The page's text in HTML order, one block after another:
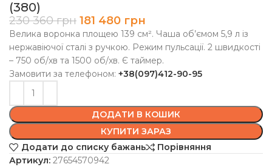
(380)
230 360грн 181 480 грн
Велика воронка площею 139 см². Чаша об’ємом 5,9 л із
нержавіючої сталі з ручкою. Режим пульсації. 2 швидкості
– 750 об/хв та 1500 об/хв. Є таймер.
Замовити за телефоном: +38(097)412-90-95
ДОДАТИ В КОШИК
КУПИТИ ЗАРАЗ
Додати до списку бажань
Порівняння
Артикул: 27654570942